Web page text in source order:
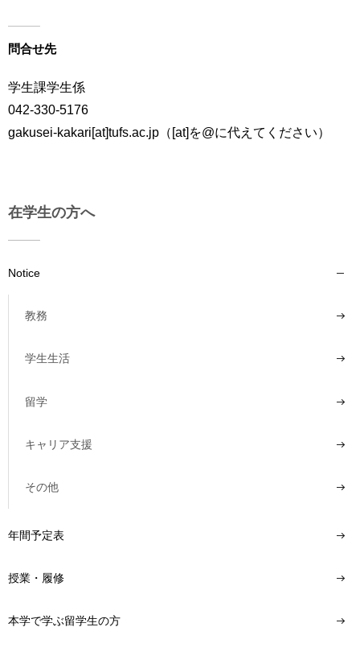
交
ア
ク
ス
ト
問合せ先
学生課学生係
042-330-5176
gakusei-kakari[at]tufs.ac.jp（[at]を@に代えてください）
在学生の方へ
Notice
教務
学生生活
留学
キャリア支援
その他
年間予定表
授業・履修
本学で学ぶ留学生の方